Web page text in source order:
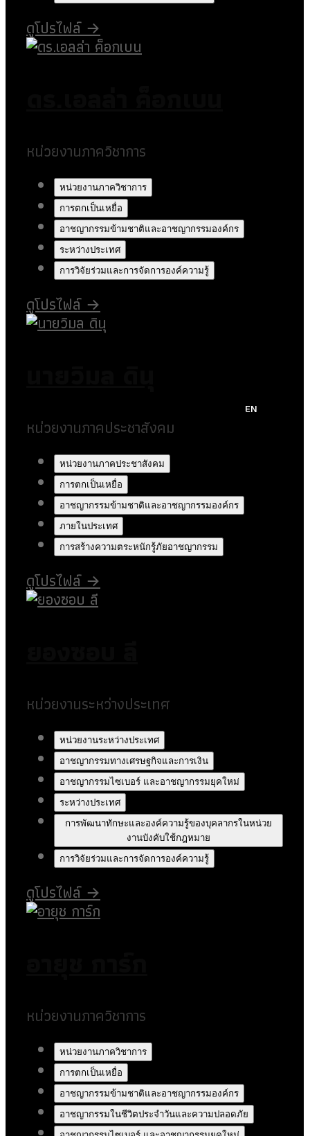
EN
ดูโปรไฟล์→
หน่วยงานภาควิชาการ
หน่วยงานภาควิชาการ
การตกเป็นเหยื่อ
อาชญากรรมข้ามชาติและอาชญากรรมองค์กร
ระหว่างประเทศ
การวิจัยร่วมและการจัดการองค์ความรู้
ดูโปรไฟล์→
หน่วยงานภาคประชาสังคม
หน่วยงานภาคประชาสังคม
การตกเป็นเหยื่อ
อาชญากรรมข้ามชาติและอาชญากรรมองค์กร
ภายในประเทศ
การสร้างความตระหนักรู้ภัยอาชญากรรม
ดูโปรไฟล์→
หน่วยงานระหว่างประเทศ
หน่วยงานระหว่างประเทศ
อาชญากรรมทางเศรษฐกิจและการเงิน
อาชญากรรมไซเบอร์ และอาชญากรรมยุคใหม่
ระหว่างประเทศ
การพัฒนาทักษะและองค์ความรู้ของบุคลากรในหน่วย
งานบังคับใช้กฎหมาย
การวิจัยร่วมและการจัดการองค์ความรู้
ดูโปรไฟล์→
หน่วยงานภาควิชาการ
หน่วยงานภาควิชาการ
การตกเป็นเหยื่อ
อาชญากรรมข้ามชาติและอาชญากรรมองค์กร
อาชญากรรมในชีวิตประจำวันและความปลอดภัย